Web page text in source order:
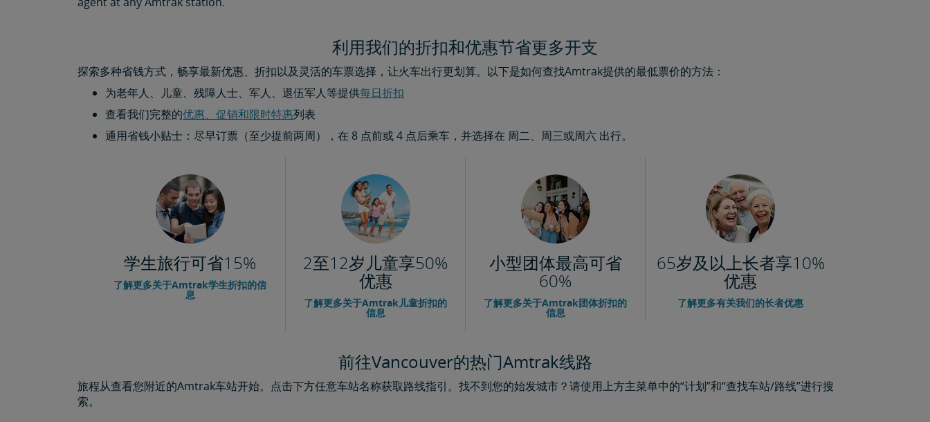
利用我们的折扣和优惠节省更多开支
探索多种省钱方式，畅享最新优惠、折扣以及灵活的车票选择，让火车出行更划算。以下是如何查找Amtrak提供的最低票价的方法：
为老年人、儿童、残障人士、军人、退伍军人等提供每日折扣​​​​​​​
查看我们完整的优惠、促销和限时特惠列表
通用省钱小贴士：尽早订票（至少提前两周），在 8 点前或 4 点后乘车，并选择在 周二、周三或周六 出行。
学生旅行可省15%
了解更多关于Amtrak学生折扣的信
息
2至12岁儿童享50%
优惠
了解更多关于Amtrak儿童折扣的
信息
小型团体最高可省
60%
了解更多关于Amtrak团体折扣的
信息
65岁及以上长者享10%
优惠
了解更多有关我们的长者优惠
前往Vancouver的热门Amtrak线路
旅程从查看您附近的Amtrak车站开始。点击下方任意车站名称获取路线指引。找不到您的始发城市？请使用上方主菜单中的“计划”和“查找车站/路线”进行搜
索。